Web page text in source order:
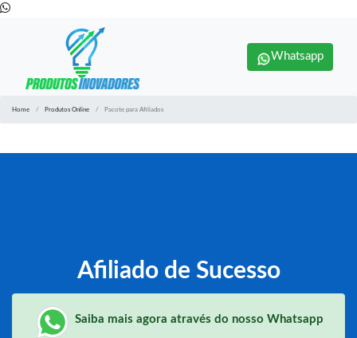
Whatsapp
Home Produtos Online Pacote para Afiliados
Afiliado de Sucesso
Saiba mais agora através do nosso Whatsapp